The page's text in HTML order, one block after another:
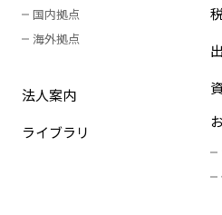
国内拠点
海外拠点
法人案内
ライブラリ